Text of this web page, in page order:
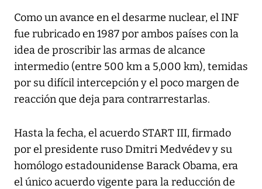
Como un avance en el desarme nuclear, el INF
fue rubricado en 1987 por ambos países con la
idea de proscribir las armas de alcance
intermedio (entre 500 km a 5,000 km), temidas
por su difícil intercepción y el poco margen de
reacción que deja para contrarrestarlas.
Hasta la fecha, el acuerdo START III, firmado
por el presidente ruso Dmitri Medvédev y su
homólogo estadounidense Barack Obama, era
el único acuerdo vigente para la reducción de